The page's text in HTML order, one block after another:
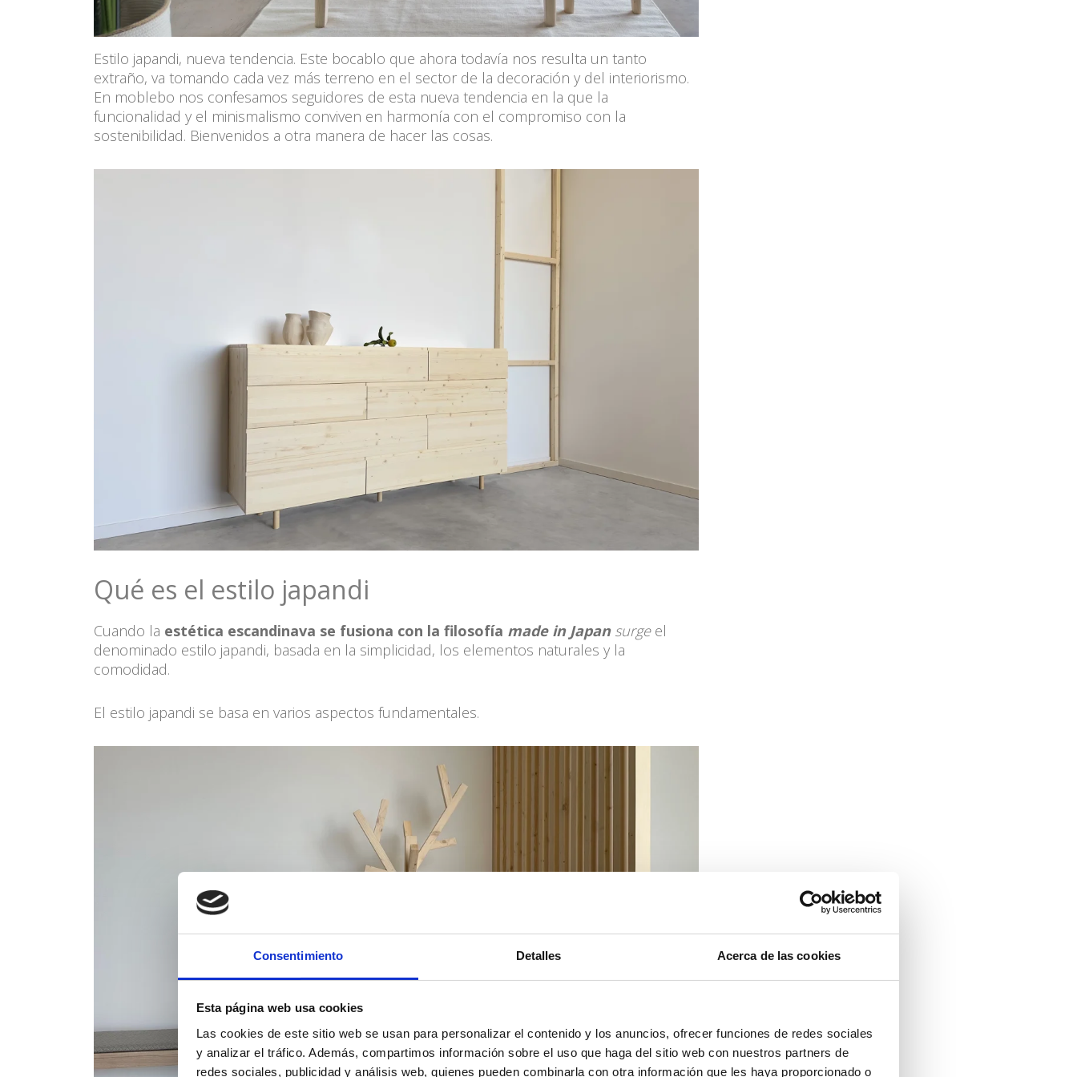
Consentimiento Detalles Acerca de las cookies
Esta página web usa cookies
Las cookies de este sitio web se usan para personalizar el contenido y los anuncios, ofrecer funciones de redes sociales
y analizar el tráfico. Además, compartimos información sobre el uso que haga del sitio web con nuestros partners de
redes sociales, publicidad y análisis web, quienes pueden combinarla con otra información que les haya proporcionado o
Estilo japandi, nueva tendencia. Este bocablo que ahora todavía nos resulta un tanto
extraño, va tomando cada vez más terreno en el sector de la decoración y del interiorismo.
En moblebo nos confesamos seguidores de esta nueva tendencia en la que la
funcionalidad y el minismalismo conviven en harmonía con el compromiso con la
sostenibilidad. Bienvenidos a otra manera de hacer las cosas.
Qué es el estilo japandi
Cuando la estética escandinava se fusiona con la filosofía made in Japansurge el
denominado estilo japandi, basada en la simplicidad, los elementos naturales y la
comodidad.
El estilo japandi se basa en varios aspectos fundamentales.